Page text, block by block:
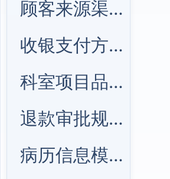
顾客来源渠道管理
收银支付方式管理
科室项目品类管理
退款审批规则管理
病历信息模块管理